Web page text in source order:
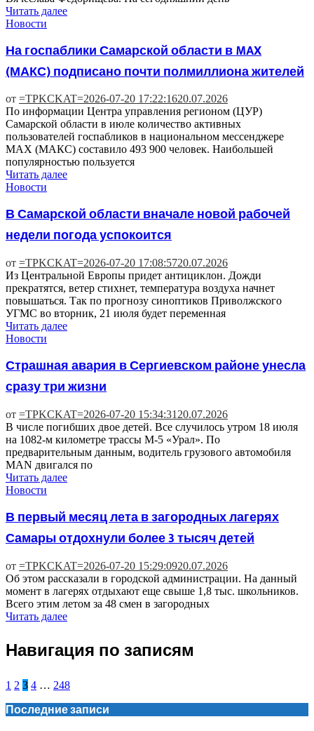
Читать далее
Новости
На госпаблики Самарской области в MAX
(МАКС) подписано почти полмиллиона жителей
от =TPKCKAT=2026-07-20 17:22:1620.07.2026
По информации Центра управления регионом (ЦУР)
Самарской области в июле количество активных
пользователей госпабликов в национальном мессенджере
МАХ (МАКС) составило 493 900 человек. Наибольшей
популярностью пользуется
Читать далее
Новости
В Самарской области вначале новой рабочей
недели погода успокоится
от =TPKCKAT=2026-07-20 17:08:5720.07.2026
Из Центральной Европы придет антициклон. Дожди
прекратятся, ветер стихнет, температура воздуха начнет
повышаться. Так по прогнозу синоптиков Приволжского
УГМС во вторник, 21 июля будет переменная
Читать далее
Новости
Страшная авария в Сергиевском районе унесла
сразу три жизни
от =TPKCKAT=2026-07-20 15:34:31 20.07.2026
В числе погибших двое детей. Все случилось утром 18 июля
на 1082-м километре трассы М-5 «Урал». По
предварительным данным, водитель грузового автомобиля
MAN двигался по
Читать далее
Новости
В первый месяц лета в загородных лагерях
Самары отдохнули более 3 тысяч детей
от =TPKCKAT=2026-07-20 15:29:0920.07.2026
Об этом рассказали в городской администрации. На данный
момент в лагерях отдыхают еще свыше 1,8 тыс. школьников.
Всего этим летом за 48 смен в загородных
Читать далее
Навигация по записям
1 2 3 4 … 248
Последние записи